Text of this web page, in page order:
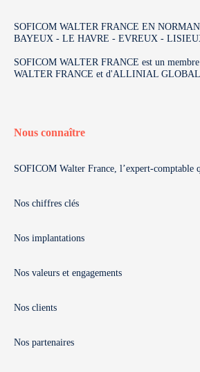
SOFICOM WALTER FRANCE EN
BAYEUX - LE HAVRE - EVREUX -
SOFICOM WALTER FRANCE est un membre
WALTER FRANCE et d'ALLINIAL
Nous connaître
SOFICOM Walter France, l’expert-comptable
Nos chiffres clés
Nos implantations
Nos valeurs et engagements
Nos clients
Nos partenaires